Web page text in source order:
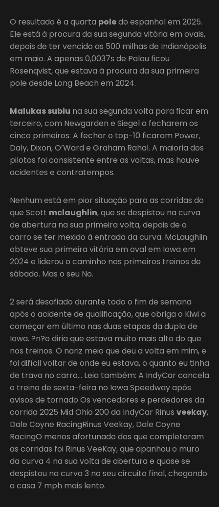
O resultado é a quarta poledo espanhol em 2025.
Ele está à procura da sua segunda vitória em ovais,
depois de ter vencido as 500 milhas de Indianápolis
em maio. A apenas 0,0037s de Palou ficou
Rosenqvist, que estava à procura da sua primeira
pole desde Long Beach em 2024.
Malukas subiu na sua segunda volta para ficar em
terceiro, com Newgarden e Siegel a fecharem os
cinco primeiros. A fechar o top-10 ficaram Power,
Daly, Dixon, O’Ward e Graham Rahal. A maioria dos
pilotos foi consistente entre as voltas, mas houve
acidentes e contratempos.
Nenhum está em pior situação para as corridas do
que Scott mclaughlin, que se despistou na curva
de abertura na sua primeira volta, depois de o
carro se ter mexido à entrada da curva. McLaughlin
obteve sua primeira vitória em oval em Iowa em
2024 e liderou o caminho nos primeiros treinos de
sábado. Mas o seu No.
2 será desafiado durante todo o fim de semana
após o acidente de qualificação, que obriga o Kiwi a
começar em último nas duas etapas da dupla de
Iowa. ?n?o diria que estava muito mais alto do que
nos treinos. O nariz meio que deu a volta em mim, e
foi difícil voltar de onde eu estava, o quanto eu tinha
de trava no carro… Leia também: A IndyCar cancela
o treino de sexta-feira no Iowa Speedway após
avisos de tornado Os vencedores e perdedores da
corrida 2025 Mid Ohio 200 da IndyCar Rinus veekay,
Dale Coyne RacingRinus Veekay, Dale Coyne
RacingO menos afortunado dos que completaram
as corridas foi Rinus VeeKay, que apanhou o muro
da curva 4 na sua volta de abertura e quase se
despistou na curva 3 no seu circuito final, chegando
a casa 7 mph mais lento.